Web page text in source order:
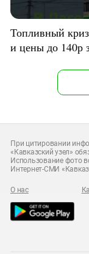
Топливный
и цены до 140р
При цитировании
«Кавказский узел»
Использование фото
Интернет-СМИ
О нас